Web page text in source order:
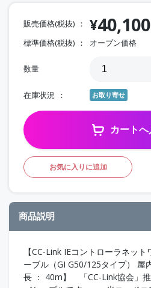
販売価格(税抜) ¥40,100
標準価格(税抜) オープン価格
数量
在庫状況 お取り寄せ
カート
お気に入りに追加
商品説明
【CC-Link IEコントローラネッ
ーブル（GI G50/125タイプ） 屋
長 ： 40m】 「CC-Link協会」